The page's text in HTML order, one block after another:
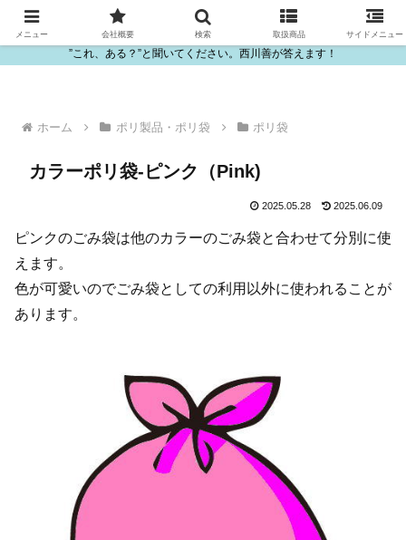
ビニール・プラスチック製品の卸販売は西川善
”これ、ある？”と聞いてください。西川善が答えます！
ホーム ポリ製品・ポリ袋 ポリ袋
カラーポリ袋-ピンク（Pink)
2025.05.28 2025.06.09
ピンクのごみ袋は他のカラーのごみ袋と合わせて分別に使
えます。
色が可愛いのでごみ袋としての利用以外に使われることが
あります。
メニュー 会社概要 検索 取扱商品 サイドメニュー